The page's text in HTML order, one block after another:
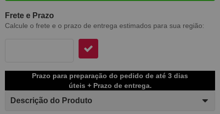
Frete e Prazo
Calcule o frete e o prazo de entrega estimados para sua região:
Prazo para preparação do pedido de até 3 dias
úteis + Prazo de entrega.
Descrição do Produto